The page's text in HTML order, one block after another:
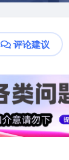
评论建议